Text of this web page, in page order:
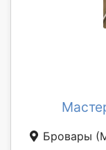
Бровары